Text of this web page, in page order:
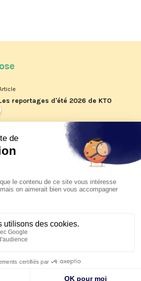
reportages d'été 2026 de KTO
visite pastorale du pape Léon
à Assise à suivre sur KTO le
Article
Le pape en Uruguay, Argentine et